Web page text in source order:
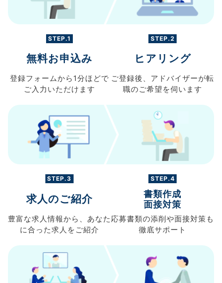
STEP.1
無料お申込み
登録フォームから 1分ほどで
ご入力 いただけます
STEP.2
ヒアリング
ご登録後、 アドバイザーが転
職のご希望を伺います
STEP.3
求人のご紹介
豊富な求人情報から、 あなた
に合った求人を ご紹介
STEP.4
書類作成
面接対策
応募書類の添削や面接対策も
徹底サポート